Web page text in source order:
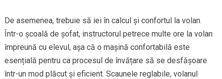
De asemenea, trebuie să iei în calcul și confortul la volan.
Într-o școală de șofat, instructorul petrece multe ore la volan
împreună cu elevul, așa că o mașină confortabilă este
esențială pentru ca procesul de învățare să se desfășoare
într-un mod plăcut și eficient. Scaunele reglabile, volanul